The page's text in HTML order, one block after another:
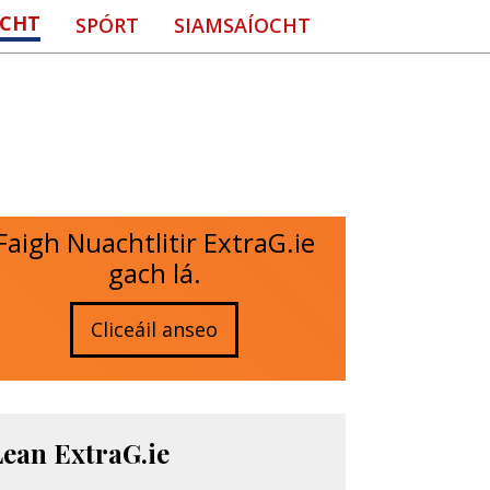
SPÓRT SIAMSAÍOCHT
Nuachtlitir ExtraG.ie
gach lá.
Cliceáil anseo
ExtraG.ie